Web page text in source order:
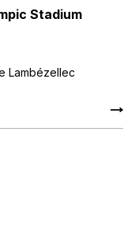
Stadium
Lambézellec